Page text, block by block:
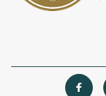
